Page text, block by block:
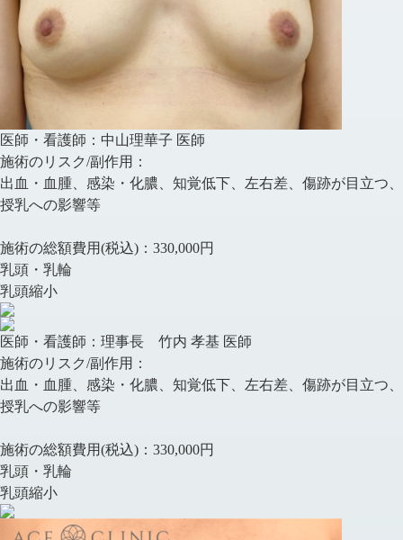
医師・看護師： 中山理華子 医師
施術のリスク/副作用：
出血・血腫、感染・化膿、知覚低下、左右差、傷跡が目立つ、
授乳への影響等
施術の総額費用(税込)： 330,000円
乳頭・乳輪
乳頭縮小
医師・看護師： 理事長 竹内 孝基 医師
施術のリスク/副作用：
出血・血腫、感染・化膿、知覚低下、左右差、傷跡が目立つ、
授乳への影響等
施術の総額費用(税込)： 330,000円
乳頭・乳輪
乳頭縮小